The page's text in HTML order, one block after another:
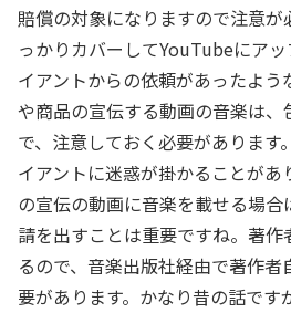
賠償の対象になりますので注意が
っかりカバーしてYouTubeにア
イアントからの依頼があったよ
や商品の宣伝する動画の音楽は
で、注意しておく必要があります
イアントに迷惑が掛かることがあ
の宣伝の動画に音楽を載せる場
請を出すことは重要ですね。著作
るので、音楽出版社経由で著作
要があります。かなり昔の話です